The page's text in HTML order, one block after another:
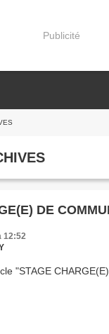
Publicité
DE
12:52